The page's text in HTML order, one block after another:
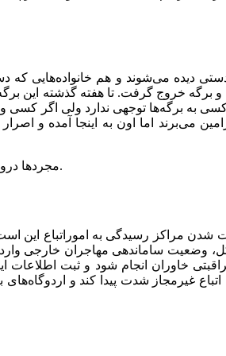
دیده می‌شوند و هم خانواده‌هایی که
خروج گرفت. تا هفته گذشته این
به برگه‌ها توجهی ندارد ولی اگر کسی
می‌برند اما اون به اینجا آمده و
مجردها درون محوطه سالن جداگانه‌ای دارند و ظاهرا خانواده‌ها را زودتر از آن‌ها روانه سفر بازگشت می‌کنند. سفری که چند روز طول می‌کشد.
شدن مراکز رسیدگی به اموراتباع این
وضعیت ساماندهی مهاجران خارجی
خاوران انجام شود و ثبت